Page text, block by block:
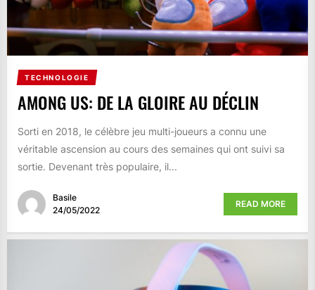
TECHNOLOGIE
AMONG US: DE LA GLOIRE AU DÉCLIN
Sorti en 2018, le célèbre jeu multi-joueurs a connu une
véritable ascension au cours des semaines qui ont suivi sa
sortie. Devenant très populaire, il...
Basile
24/05/2022
READ MORE